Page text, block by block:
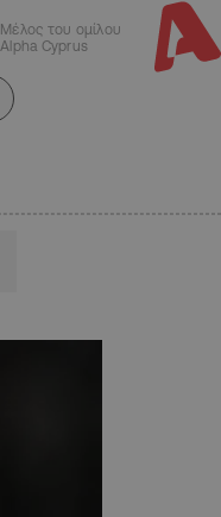
Μέλος του ομίλου
Alpha Cyprus